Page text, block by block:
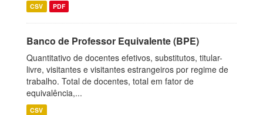
CSV PDF
Banco de Professor Equivalente (BPE)
Quantitativo de docentes efetivos, substitutos, titular-
livre, visitantes e visitantes estrangeiros por regime de
trabalho. Total de docentes, total em fator de
equivalência,...
CSV